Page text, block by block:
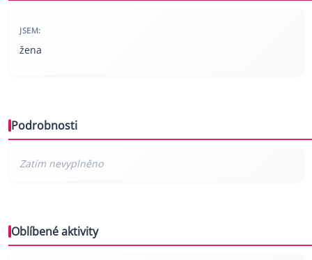
JSEM:
žena
Podrobnosti
Oblíbené aktivity